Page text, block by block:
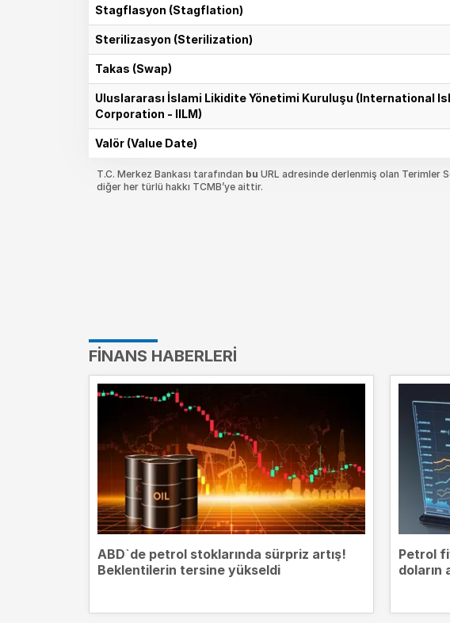
Stagflasyon (Stagflation)
Sterilizasyon (Sterilization)
Takas (Swap)
Uluslararası İslami Likidite Yönetimi Kuruluşu (International
Corporation - IILM)
Valör (Value Date)
T.C. Merkez Bankası tarafından bu URL adresinde derlenmiş olan Terimler
diğer her türlü hakkı TCMB’ye aittir.
FINANS HABERLERI
ABD`de petrol stoklarında sürpriz artış!
Beklentilerin tersine yükseldi
Petrol
doların